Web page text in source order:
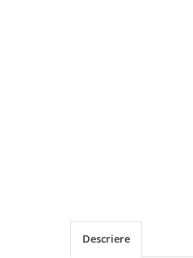
Descriere